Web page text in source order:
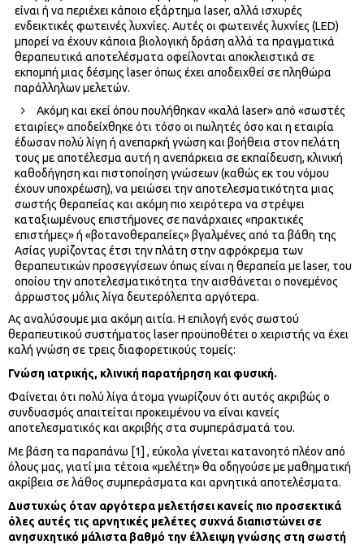
είναι ή να περιέχει κάποιο εξάρτημα laser, αλλά ισχυρές
ενδεικτικές φωτεινές λυχνίες. Αυτές οι φωτεινές λυχνίες (LED)
μπορεί να έχουν κάποια βιολογική δράση αλλά τα πραγματικά
θεραπευτικά αποτελέσματα οφείλονται αποκλειστικά σε
εκπομπή μιας δέσμης laser όπως έχει αποδειχθεί σε πληθώρα
παράλληλων μελετών.
Ακόμη και εκεί όπου πουλήθηκαν «καλά laser» από «σωστές
εταιρίες» αποδείχθηκε ότι τόσο οι πωλητές όσο και η εταιρία
έδωσαν πολύ λίγη ή ανεπαρκή γνώση και βοήθεια στον πελάτη
τους με αποτέλεσμα αυτή η ανεπάρκεια σε εκπαίδευση, κλινική
καθοδήγηση και πιστοποίηση γνώσεων (καθώς εκ του νόμου
έχουν υποχρέωση), να μειώσει την αποτελεσματικότητα μιας
σωστής θεραπείας και ακόμη πιο χειρότερα να στρέψει
καταξιωμένους επιστήμονες σε πανάρχαιες «πρακτικές
επιστήμες» ή «βοτανοθεραπείες» βγαλμένες από τα βάθη της
Ασίας γυρίζοντας έτσι την πλάτη στην αφρόκρεμα των
θεραπευτικών προσεγγίσεων όπως είναι η θεραπεία με laser, του
οποίου την αποτελεσματικότητα την αισθάνεται ο πονεμένος
άρρωστος μόλις λίγα δευτερόλεπτα αργότερα.
Ας αναλύσουμε μια ακόμη αιτία. Η επιλογή ενός σωστού
θεραπευτικού συστήματος laser προϋποθέτει ο χειριστής να έχει
καλή γνώση σε τρεις διαφορετικούς τομείς:
Γνώση ιατρικής, κλινική παρατήρηση και φυσική.
Φαίνεται ότι πολύ λίγα άτομα γνωρίζουν ότι αυτός ακριβώς ο
συνδυασμός απαιτείται προκειμένου να είναι κανείς
αποτελεσματικός και ακριβής στα συμπεράσματά του.
Με βάση τα παραπάνω [1] , εύκολα γίνεται κατανοητό πλέον από
όλους μας, γιατί μια τέτοια «μελέτη» θα οδηγούσε με μαθηματική
ακρίβεια σε λάθος συμπεράσματα και αρνητικά αποτελέσματα.
Δυστυχώς όταν αργότερα μελετήσει κανείς πιο προσεκτικά
όλες αυτές τις αρνητικές μελέτες συχνά διαπιστώνει σε
ανησυχητικό μάλιστα βαθμό την έλλειψη γνώσης στη σωστή